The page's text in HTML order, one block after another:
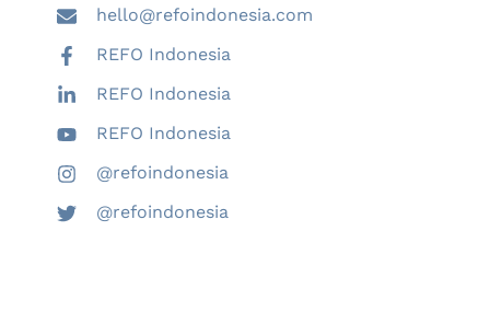
hello@refoindonesia.com
REFO Indonesia
REFO Indonesia
REFO Indonesia
@refoindonesia
@refoindonesia